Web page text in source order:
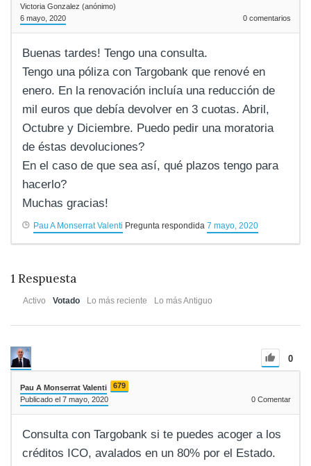
Victoria Gonzalez (anónimo)
6 mayo, 2020
0 comentarios
Buenas tardes! Tengo una consulta.
Tengo una póliza con Targobank que renové en
enero. En la renovación incluía una reducción de
mil euros que debía devolver en 3 cuotas. Abril,
Octubre y Diciembre. Puedo pedir una moratoria
de éstas devoluciones?
En el caso de que sea así, qué plazos tengo para
hacerlo?
Muchas gracias!
Pau A Monserrat Valenti Pregunta respondida 7 mayo, 2020
1 Respuesta
Activo Votado Lo más reciente Lo más Antiguo
0
Pau A Monserrat Valenti
679
Publicado el 7 mayo, 2020
0 Comentar
Consulta con Targobank si te puedes acoger a los
créditos ICO, avalados en un 80% por el Estado.